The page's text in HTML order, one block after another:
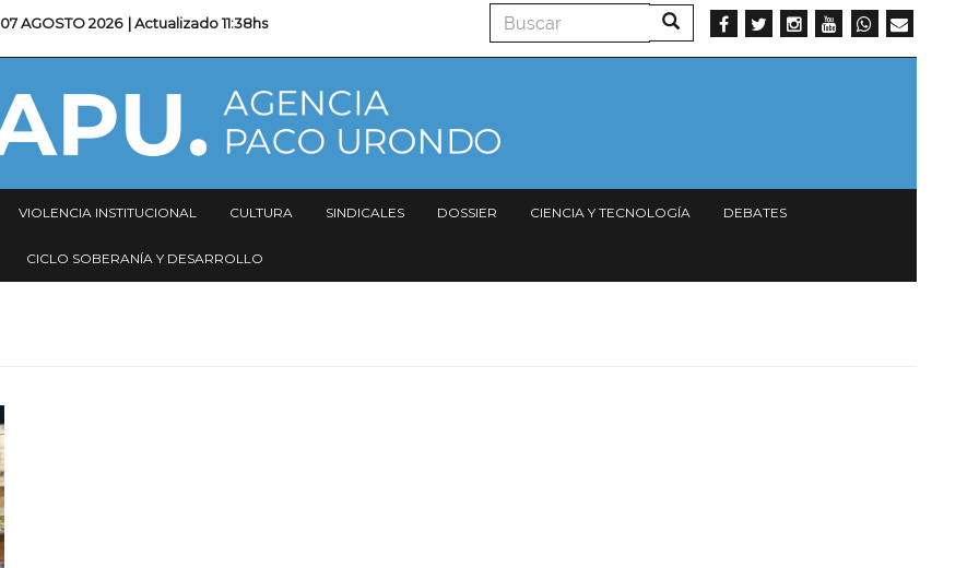
07 AGOSTO 2026 | Actualizado11:38hs Buscar Buscar
VIOLENCIA INSTITUCIONAL CULTURA SINDICALES DOSSIER CIENCIA Y TECNOLOGÍA DEBATES
CICLO SOBERANÍA Y DESARROLLO